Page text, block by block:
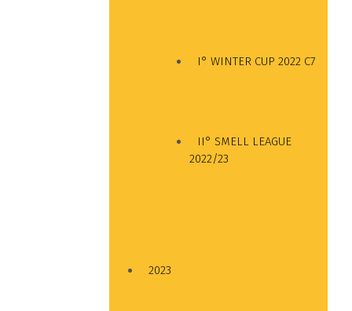
I° WINTER CUP 2022 C7
II° SMELL LEAGUE
2022/23
2023